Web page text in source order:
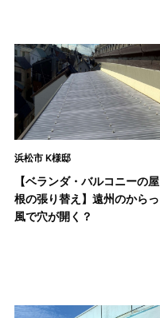
浜松市 K様邸
【ベランダ・バルコニーの屋
根の張り替え】遠州のからっ
風で穴が開く？